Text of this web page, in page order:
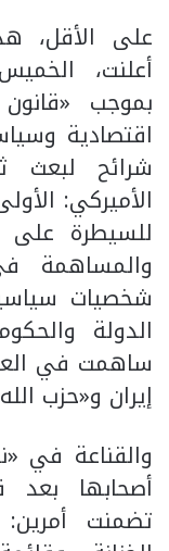
على الأقل،
أعلنت،
بموجب
اقتصادية
شرائح لبعث
الأميركي:
للسيطرة
والمساهمة
شخصيات
الدولة
ساهمت في
إيران و«حزب
والقناعة في
أصحابها بعد
تضمنت